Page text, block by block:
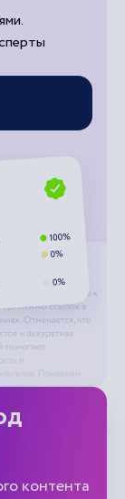
контента